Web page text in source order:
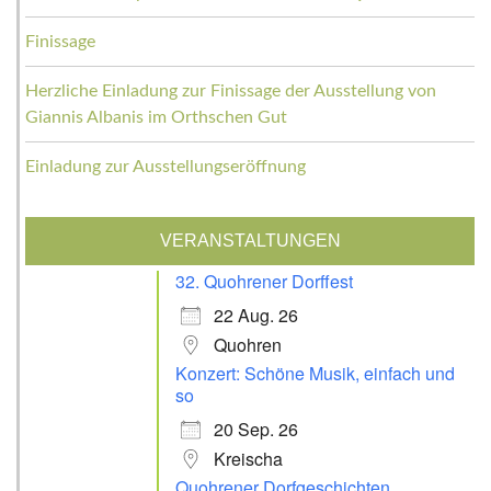
Finissage
Herzliche Einladung zur Finissage der Ausstellung von
Giannis Albanis im Orthschen Gut
Einladung zur Ausstellungseröffnung
VERANSTALTUNGEN
32. Quohrener Dorffest
22 Aug. 26
Quohren
Konzert: Schöne Musik, einfach und
so
20 Sep. 26
Kreischa